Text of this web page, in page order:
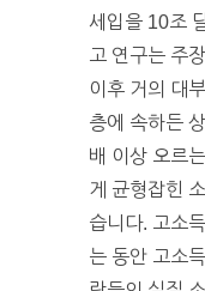
세입을 10조
고 연구는 주
이후 거의 대
층에 속하든
배 이상 오르
게 균형잡힌
습니다. 고소
는 동안 고소